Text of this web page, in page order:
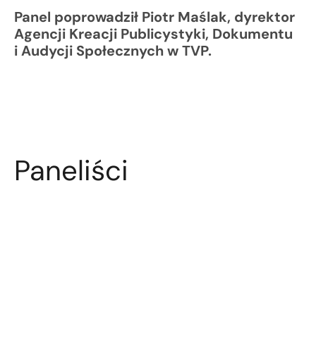
Panel poprowadził Piotr Maślak, dyrektor
Agencji Kreacji Publicystyki, Dokumentu
i Audycji Społecznych w TVP.
Paneliści